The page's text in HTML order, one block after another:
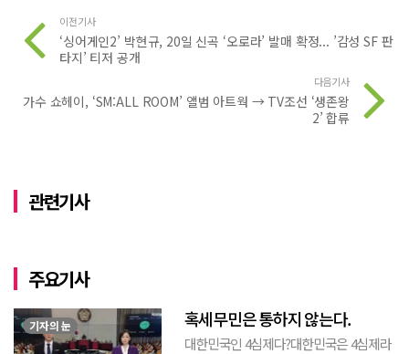
이전기사
‘싱어게인2’ 박현규, 20일 신곡 ‘오로라’ 발매 확정... ’감성 SF 판
타지’ 티저 공개
다음기사
가수 쇼헤이, ‘SM:ALL ROOM’ 앨범 아트웍 → TV조선 ‘생존왕
2’ 합류
관련기사
주요기사
기자의 눈 혹세무민은 통하지 않는다.
대한민국인 4심제다?대한민국은 4심제라